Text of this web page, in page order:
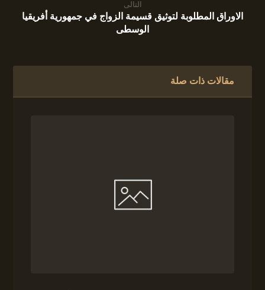
التالى
الاوراق المطلوبة لتوثيق قسيمة الزواج في جمهورية أفريقيا
الوسطى
مقالات ذات صلة